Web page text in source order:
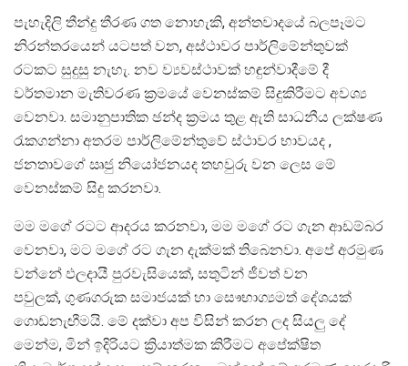
පැහැදිලි තීන්දු තීරණ ගත නොහැකි, අන්තවාදයේ බලපෑමට
නිරන්තරයෙන් යටපත් වන, අස්ථාවර පාර්ලිමේන්තුවක්
රටකට සුදුසු නැහැ. නව ව්‍යවස්ථාවක් හඳුන්වාදීමේ දී
වර්තමාන මැතිවරණ ක්‍රමයේ වෙනස්කම් සිදුකිරීමට අවශ්‍ය
වෙනවා. සමානුපාතික ඡන්ද ක්‍රමය තුළ ඇති සාධනීය ලක්ෂණ
රැකගන්නා අතරම පාර්ලිමේන්තුවේ ස්ථාවර භාවයද ,
ජනතාවගේ ඍජු නියෝජනයද තහවුරු වන ලෙස මේ
වෙනස්කම් සිදු කරනවා.
මම මගේ රටට ආදරය කරනවා, මම මගේ රට ගැන ආඩම්බර
වෙනවා, මට මගේ රට ගැන දැක්මක් තිබෙනවා. අපේ අරමුණ
වන්නේ ඵලදායී පුරවැසියෙක්, සතුටින් ජීවත් වන
පවුලක්, ගුණගරුක සමාජයක් හා සෞභාග්‍යමත් දේශයක්
ගොඩනැඟීමයි. මේ දක්වා අප විසින් කරන ලද සියලු දේ
මෙන්ම, මින් ඉදිරියට ක්‍රියාත්මක කිරීමට අපේක්ෂිත